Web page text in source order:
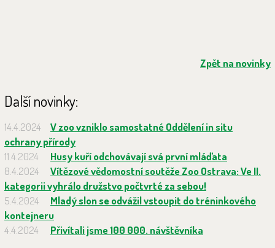
Zpět na novinky
Další novinky:
14.4.2024
V zoo vzniklo samostatné Oddělení in situ
ochrany přírody
11.4.2024
Husy kuří odchovávají svá první mláďata
8.4.2024
Vítězové vědomostní soutěže Zoo Ostrava: Ve II.
kategorii vyhrálo družstvo počtvrté za sebou!
5.4.2024
Mladý slon se odvážil vstoupit do tréninkového
kontejneru
4.4.2024
Přivítali jsme 100 000. návštěvníka